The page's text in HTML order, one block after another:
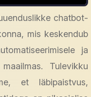
chatbot-
mis keskendub
ja
Tulevikku
et läbipaistvus,